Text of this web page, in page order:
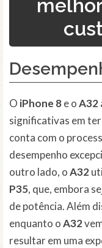
O iPhone 8e oA32
significativas em
conta com o
desempenho
outro lado, oA32
P35, que, embora
de potência. Além
enquanto oA32
resultar em uma